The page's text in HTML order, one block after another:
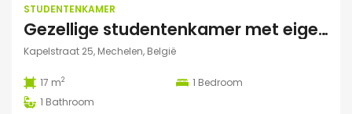
STUDENTENKAMER
Gezellige studentenkamer met eigen badkamer in Mechelen
Kapelstraat 25, Mechelen, België
17 m2 1 Bedroom
1 Bathroom